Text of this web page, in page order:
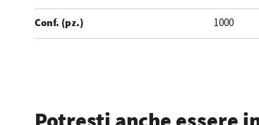
Conf. (pz.) 1000